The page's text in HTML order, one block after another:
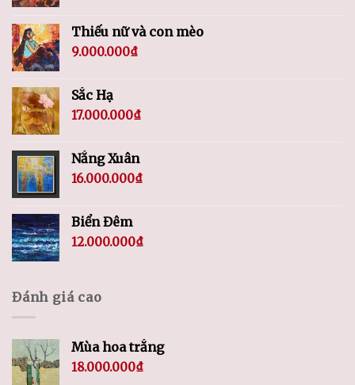
Thiếu nữ và con mèo
9.000.000₫
Sắc Hạ
17.000.000₫
Nắng Xuân
16.000.000₫
Biển Đêm
12.000.000₫
Đánh giá cao
Mùa hoa trắng
18.000.000₫